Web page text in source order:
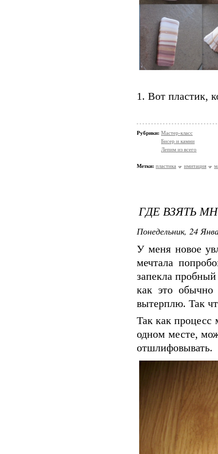
1. Вот
Рубрики: Мастер-класс
Бисер и камни
Лепим из всего
Метки: пластика имитация
ГДЕ ВЗЯТЬ
Понедельник, 24
У меня новое
мечтала
запекла
как это обычно
вытерплю. Так
Так как процесс
одном месте,
отшлифовывать.